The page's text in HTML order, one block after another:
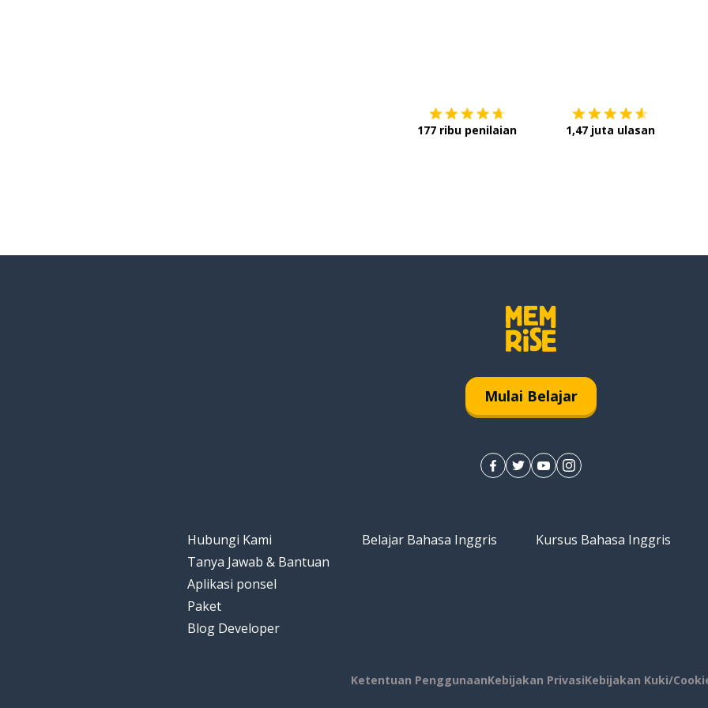
177 ribu penilaian 1,47 juta ulasan
Mulai Belajar
Hubungi Kami
Tanya Jawab & Bantuan
Aplikasi ponsel
Paket
Blog Developer
Belajar Bahasa Inggris Kursus Bahasa Inggris
Ketentuan PenggunaanKebijakan PrivasiKebijakan Kuki/